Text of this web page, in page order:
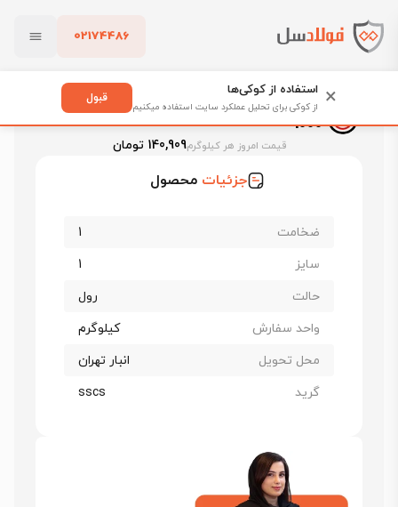
02174486
پاک کردن
فولادسل
ورق روغنی فولاد غرب sscs ضخامت 1 عرض
1000
قیمت امروز هر کیلوگرم140,909 تومان
جزئیات محصول
ضخامت
1
سایز
1
حالت
رول
واحد سفارش
کیلوگرم
محل تحویل
انبار تهران
گرید
sscs
× استفاده از کوکی‌ها
از کوکی برای تحلیل عملکرد سایت استفاده میکنیم
قبول